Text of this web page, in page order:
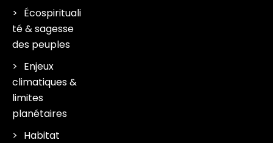
Écospirituali
té & sagesse
des peuples
Enjeux
climatiques &
limites
planétaires
Habitat